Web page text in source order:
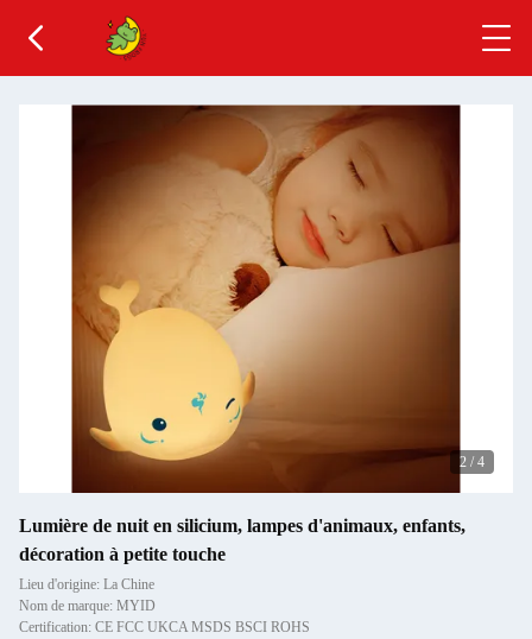
2 / 4
Lumière de nuit en silicium, lampes d'animaux, enfants,
décoration à petite touche
Lieu d'origine: La Chine
Nom de marque: MYID
Certification: CE FCC UKCA MSDS BSCI ROHS